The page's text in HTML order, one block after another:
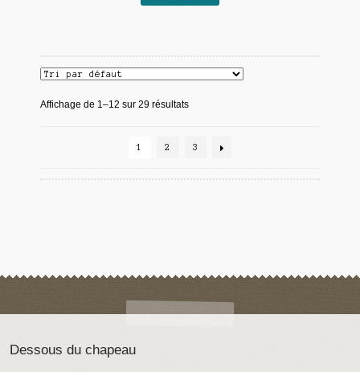
Affichage de 1–12 sur 29 résultats
1 2 3
Dessous du chapeau